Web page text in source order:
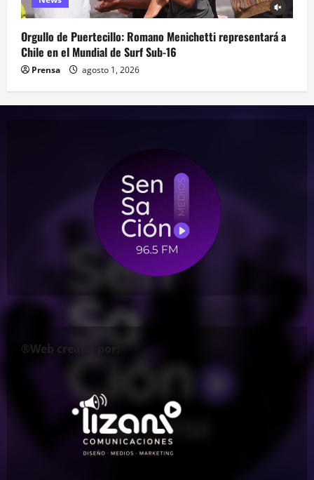
Orgullo de Puertecillo: Romano Menichetti representará a
Chile en el Mundial de Surf Sub-16
Prensa agosto 1, 2026
®Web creada por: